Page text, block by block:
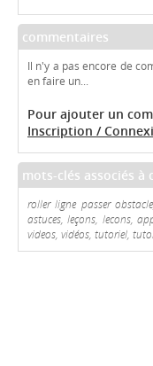
commentaires
Il n'y a pas encore de
en faire un...
Pour ajouter un
Inscription /
mots-clés associés à
roller ligne passer
astuces, leçons, lecons,
videos, vidéos, tutoriel,